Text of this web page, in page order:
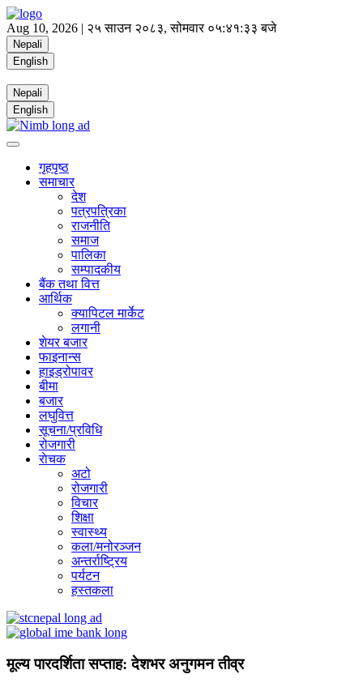
Aug 10, 2026 | २५ साउन २०८३, सोमवार ०५:४१:३४ बजे
Nepali
English
Nepali
English
गृहपृष्ठ
समाचार
देश
पत्रपत्रिका
राजनीति
समाज
पालिका
सम्पादकीय
बैंक तथा वित्त
आर्थिक
क्यापिटल मार्केट
लगानी
शेयर बजार
फाइनान्स
हाइड्रोपावर
बीमा
बजार
लघुवित्त
सूचना/प्रविधि
रोजगारी
राेचक
अटो
रोजगारी
विचार
शिक्षा
स्वास्थ्य
कला/मनोरञ्जन
अन्तर्राष्ट्रिय
पर्यटन
हस्तकला
मूल्य पारदर्शिता सप्ताह: देशभर अनुगमन तीव्र